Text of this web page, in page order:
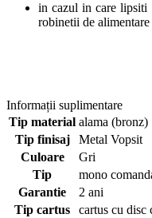
in cazul in care lipsiti
robinetii de alimentare
Informații suplimentare
Tip material alama (bronz)
Tip finisaj
Metal Vopsit
Culoare
Gri
Tip
mono
Garantie
2 ani
Tip cartus
cartus cu disc